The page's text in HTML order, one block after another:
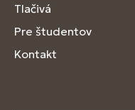
Tlačivá
Pre študentov
Kontakt